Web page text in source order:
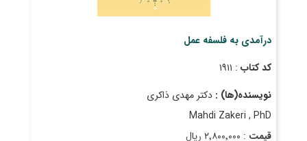
درآمدی به فلسفه عمل
کد کتاب : ۱۹۱۱
نویسنده(ها) : دکتر مهدی ذاکری
Mahdi Zakeri , PhD
قیمت : ۲٬۸۰۰٬۰۰۰ ریال